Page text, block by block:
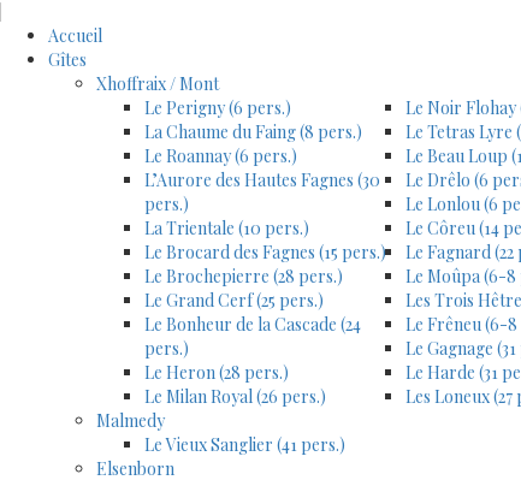
Accueil
Gîtes
Xhoffraix / Mont
Le Perigny (6 pers.)
La Chaume du Faing (8 pers.)
Le Roannay (6 pers.)
L’Aurore des Hautes Fagnes (30
pers.)
La Trientale (10 pers.)
Le Brocard des Fagnes (15 pers.)
Le Brochepierre (28 pers.)
Le Grand Cerf (25 pers.)
Le Bonheur de la Cascade (24
pers.)
Le Heron (28 pers.)
Le Milan Royal (26 pers.)
Le Noir Flohay
Le Tetras Lyre
Le Beau Loup
Le Drêlo (6
Le Lonlou (6
Le Côreu (14
Le Fagnard (22
Le Moûpa (6-8
Les Trois
Le Frêneu (6-
Le Gagnage
Le Harde (31
Les Loneux (27
Malmedy
Le Vieux Sanglier (41 pers.)
Elsenborn